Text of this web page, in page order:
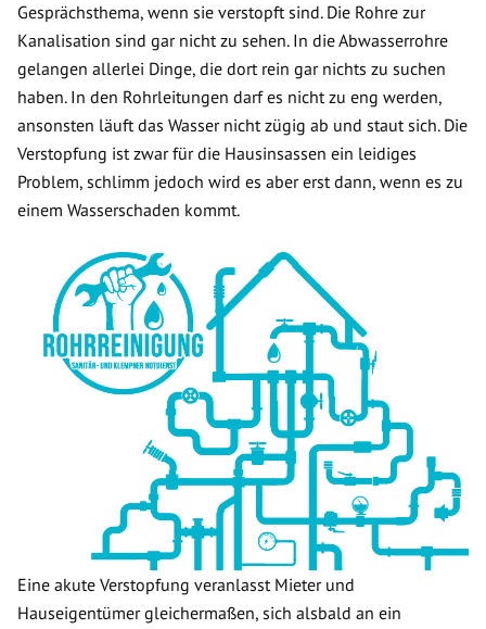
Gesprächsthema, wenn sie verstopft sind. Die Rohre zur
Kanalisation sind gar nicht zu sehen. In die Abwasserrohre
gelangen allerlei Dinge, die dort rein gar nichts zu suchen
haben. In den Rohrleitungen darf es nicht zu eng werden,
ansonsten läuft das Wasser nicht zügig ab und staut sich. Die
Verstopfung ist zwar für die Hausinsassen ein leidiges
Problem, schlimm jedoch wird es aber erst dann, wenn es zu
einem Wasserschaden kommt.
Eine akute Verstopfung veranlasst Mieter und
Hauseigentümer gleichermaßen, sich alsbald an ein